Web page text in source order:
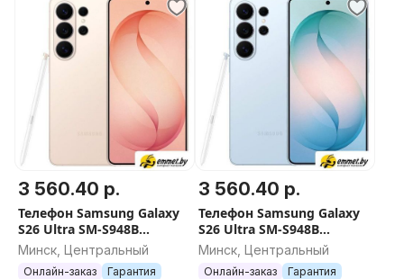
3 560.40 р.
Телефон Samsung Galaxy
S26 Ultra SM-S948B
12GB/512GB (розовое
золото)
Минск, Центральный
Онлайн-заказ Гарантия
3 560.40 р.
Телефон Samsung Galaxy
S26 Ultra SM-S948B
12GB/512GB (голубой)
Минск, Центральный
Онлайн-заказ Гарантия